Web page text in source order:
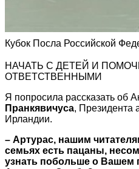
Кубок Посла Российской
НАЧАТЬ С ДЕТЕЙ И
ОТВЕТСТВЕННЫМИ
Я попросила рассказать об
Пранкявичуса, Президента
Ирландии.
– Артурас, нашим
семьях есть пацаны,
узнать побольше о Вашем